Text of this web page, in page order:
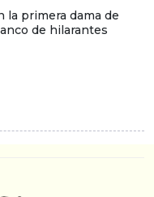
la primera dama de
de hilarantes